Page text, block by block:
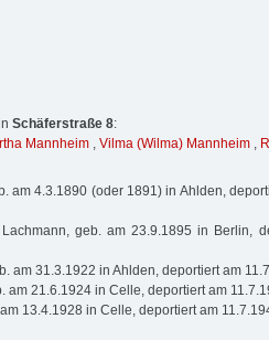
Schäferstraße 8:
Mannheim , Vilma (Wilma) Mannheim ,
am 4.3.1890 (oder 1891) in Ahlden,
geb. am 23.9.1895 in Berlin,
am 31.3.1922 in Ahlden, deportiert am
am 21.6.1924 in Celle, deportiert am
13.4.1928 in Celle, deportiert am